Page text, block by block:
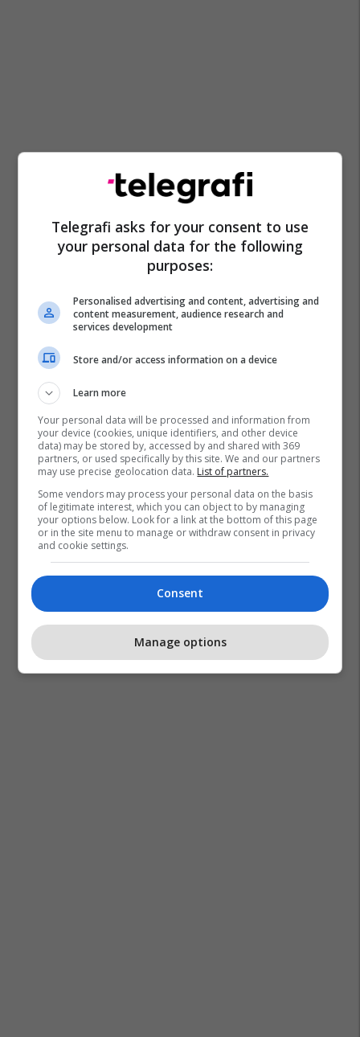
Telegrafi asks for your consent to use
your personal data for the following
purposes:
Personalised advertising and content, advertising and
content measurement, audience research and
services development
Store and/or access information on a device
Learn more
Your personal data will be processed and information from
your device (cookies, unique identifiers, and other device
data) may be stored by, accessed by and shared with 369
partners, or used specifically by this site. We and our partners
may use precise geolocation data. List of partners.
Some vendors may process your personal data on the basis
of legitimate interest, which you can object to by managing
your options below. Look for a link at the bottom of this page
or in the site menu to manage or withdraw consent in privacy
and cookie settings.
Consent
Manage options